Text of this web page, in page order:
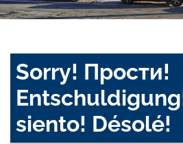
Sorry! Прости!
siento! Désolé!